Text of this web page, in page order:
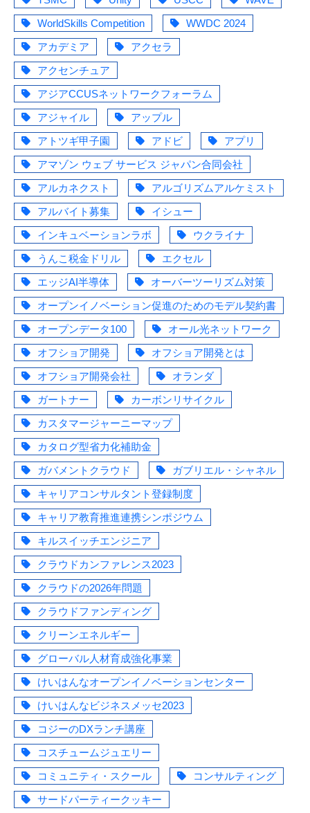
WorldSkills Competition
WWDC 2024
アカデミア
アクセラ
アクセンチュア
アジアCCUSネットワークフォーラム
アジャイル
アップル
アトツギ甲子園
アドビ
アプリ
アマゾン ウェブ サービス ジャパン合同会社
アルカネクスト
アルゴリズムアルケミスト
アルバイト募集
イシュー
インキュベーションラボ
ウクライナ
うんこ税金ドリル
エクセル
エッジAI半導体
オーバーツーリズム対策
オープンイノベーション促進のためのモデル契約書
オープンデータ100
オール光ネットワーク
オフショア開発
オフショア開発とは
オフショア開発会社
オランダ
ガートナー
カーボンリサイクル
カスタマージャーニーマップ
カタログ型省力化補助金
ガバメントクラウド
ガブリエル・シャネル
キャリアコンサルタント登録制度
キャリア教育推進連携シンポジウム
キルスイッチエンジニア
クラウドカンファレンス2023
クラウドの2026年問題
クラウドファンディング
クリーンエネルギー
グローバル人材育成強化事業
けいはんなオープンイノベーションセンター
けいはんなビジネスメッセ2023
コジーのDXランチ講座
コスチュームジュエリー
コミュニティ・スクール
コンサルティング
サードパーティークッキー